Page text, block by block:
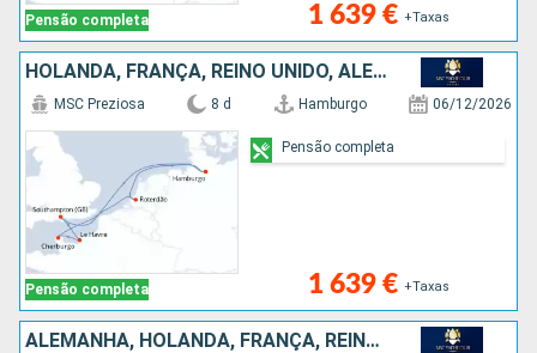
Pensão completa 1 639 € +Taxas
HOLANDA, FRANÇA, REINO UNIDO, ALEMANHA
Pensão completa
MSC Preziosa 8 d Hamburgo 06/12/2026
1 639 € +Taxas
Pensão completa
ALEMANHA, HOLANDA, FRANÇA, REINO UNIDO